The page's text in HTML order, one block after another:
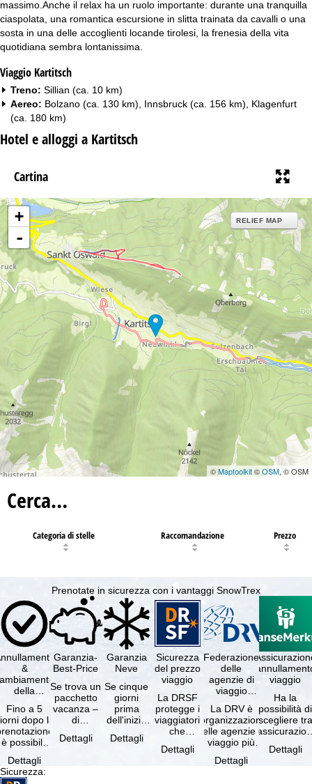
massimo.Anche il relax ha un ruolo importante: durante una tranquilla
ciaspolata, una romantica escursione in slitta trainata da cavalli o una
sosta in una delle accoglienti locande tirolesi, la frenesia della vita
quotidiana sembra lontanissima.
Viaggio Kartitsch
Treno: Sillian (ca. 10 km)
Aereo: Bolzano (ca. 130 km), Innsbruck (ca. 156 km), Klagenfurt
(ca. 180 km)
Hotel e alloggi a Kartitsch
Cartina
+
-
RELIEF MAP
©Maptoolkit©OSM, © OSM
Cerca…
Categoria di stelle Raccomandazione Prezzo
Prenotate in sicurezza con i vantaggi SnowTrex
&
della
gratuiti
Fino a 5
dopo la
è possibile
il …
Dettagli
Garanzia-
Best-Price
Se trova un
pacchetto
vacanza –
di
e servizi
Dettagli
Garanzia
Neve
Se cinque
giorni
prima
dell'inizio
soggiorno
Dettagli
Sicurezza
del prezzo
viaggio
La DRSF
protegge i
viaggiatori
che
un
Dettagli
Federazione
delle
agenzie di
viaggio
La DRV è
l'organizzazione
delle agenzie di
viaggio più
Germania.
Dettagli
viaggio
Ha la
possibilità di
scegliere tra
viaggio
Dettagli
Sicurezza: